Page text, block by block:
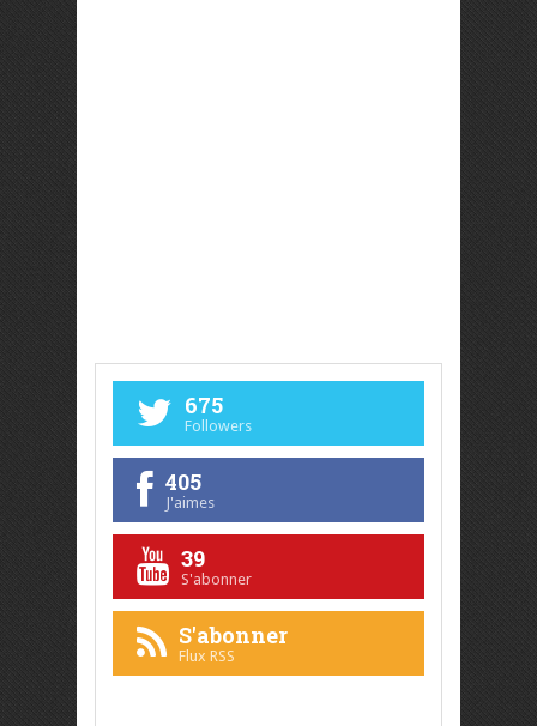
675
Followers
405
J'aimes
39
S'abonner
S'abonner
Flux RSS